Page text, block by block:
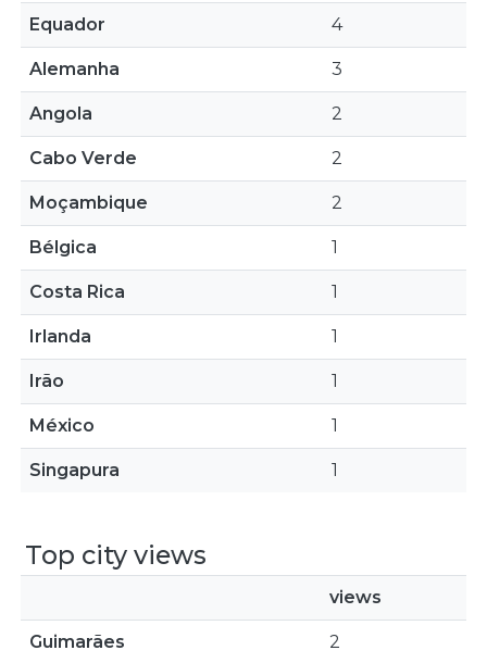
Equador 4
Alemanha 3
Angola 2
Cabo Verde 2
Moçambique 2
Bélgica 1
Costa Rica 1
Irlanda 1
Irão 1
México 1
Singapura 1
Top city views
views
Guimarães 2